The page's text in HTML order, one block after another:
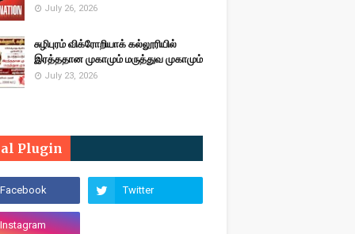
July 26, 2026
சுழிபுரம் விக்ரோறியாக் கல்லூரியில்
இரத்ததான முகாமும் மருத்துவ முகாமும்
July 23, 2026
Plugin